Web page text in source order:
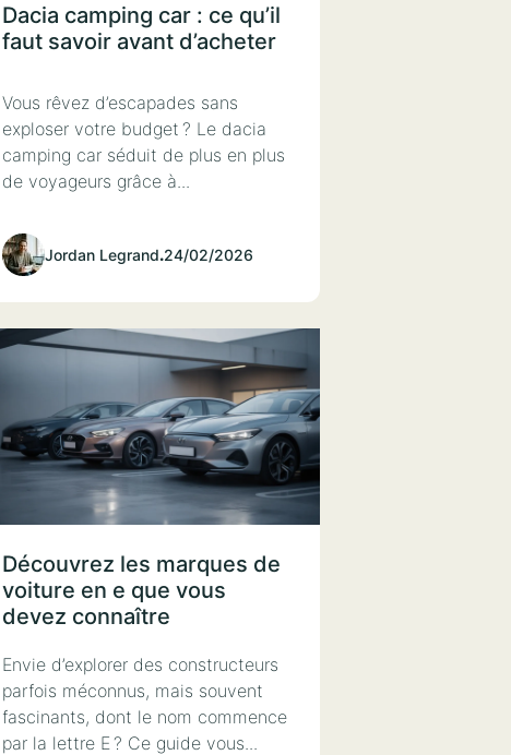
Dacia camping car : ce qu’il
faut savoir avant d’acheter
Vous rêvez d’escapades sans
exploser votre budget ? Le dacia
camping car séduit de plus en plus
de voyageurs grâce à...
Jordan Legrand.24/02/2026
Découvrez les marques de
voiture en e que vous
devez connaître
Envie d’explorer des constructeurs
parfois méconnus, mais souvent
fascinants, dont le nom commence
par la lettre E ? Ce guide vous...